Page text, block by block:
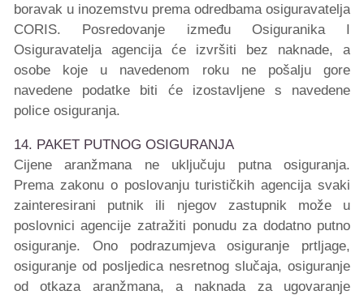
boravak u inozemstvu prema odredbama osiguravatelja
CORIS. Posredovanje između Osiguranika I
Osiguravatelja agencija će izvršiti bez naknade, a
osobe koje u navedenom roku ne pošalju gore
navedene podatke biti će izostavljene s navedene
police osiguranja.
14. PAKET PUTNOG OSIGURANJA
Cijene aranžmana ne uključuju putna osiguranja.
Prema zakonu o poslovanju turističkih agencija svaki
zainteresirani putnik ili njegov zastupnik može u
poslovnici agencije zatražiti ponudu za dodatno putno
osiguranje. Ono podrazumjeva osiguranje prtljage,
osiguranje od posljedica nesretnog slučaja, osiguranje
od otkaza aranžmana, a naknada za ugovaranje